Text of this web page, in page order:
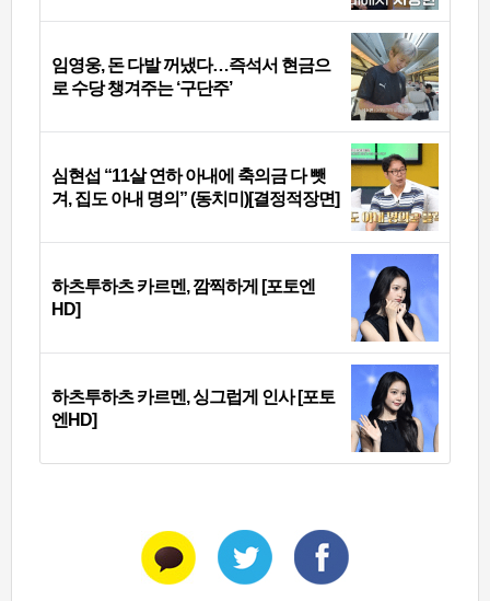
임영웅, 돈 다발 꺼냈다…즉석서 현금으
로 수당 챙겨주는 ‘구단주’
심현섭 “11살 연하 아내에 축의금 다 뺏
겨, 집도 아내 명의” (동치미)[결정적장면]
하츠투하츠 카르멘, 깜찍하게 [포토엔
HD]
하츠투하츠 카르멘, 싱그럽게 인사 [포토
엔HD]